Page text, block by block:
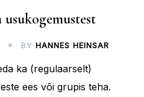
BY HANNES HEINSAR
ka (regulaarselt)
ees või grupis teha.